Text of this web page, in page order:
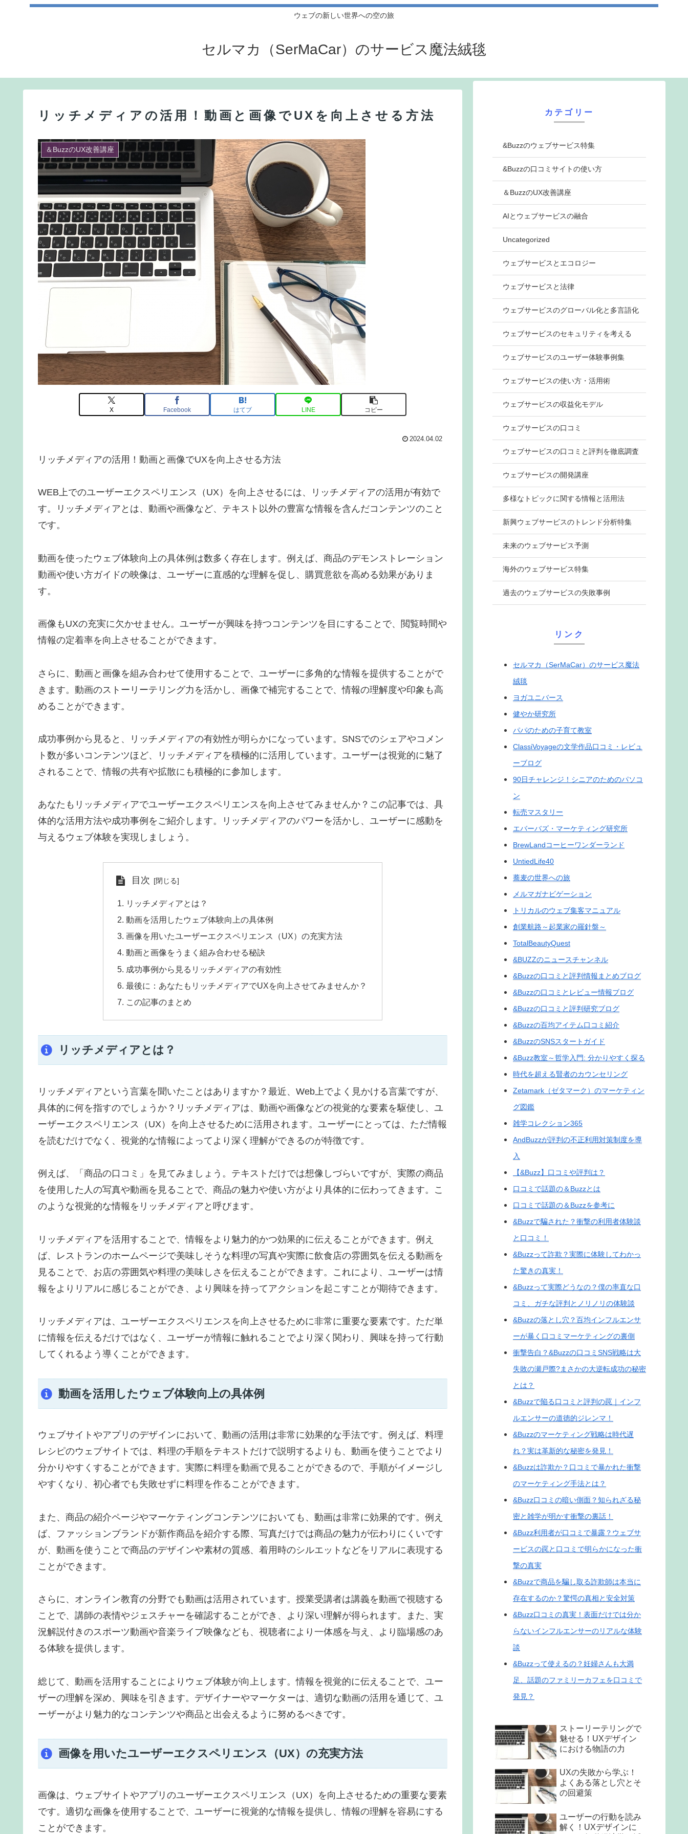
ウェブの新しい世界への空の旅
セルマカ（SerMaCar）のサービス魔法絨毯
リッチメディアの活用！動画と画像でUXを向上させる方法
＆BuzzのUX改善講座
X Facebook はてブ LINE コピー
2024.04.02
リッチメディアの活用！動画と画像でUXを向上させる方法
WEB上でのユーザーエクスペリエンス（UX）を向上させるには、リッチメディアの活用が有効で
す。リッチメディアとは、動画や画像など、テキスト以外の豊富な情報を含んだコンテンツのこと
です。
動画を使ったウェブ体験向上の具体例は数多く存在します。例えば、商品のデモンストレーション
動画や使い方ガイドの映像は、ユーザーに直感的な理解を促し、購買意欲を高める効果がありま
す。
画像もUXの充実に欠かせません。ユーザーが興味を持つコンテンツを目にすることで、閲覧時間や
情報の定着率を向上させることができます。
さらに、動画と画像を組み合わせて使用することで、ユーザーに多角的な情報を提供することがで
きます。動画のストーリーテリング力を活かし、画像で補完することで、情報の理解度や印象も高
めることができます。
成功事例から見ると、リッチメディアの有効性が明らかになっています。SNSでのシェアやコメン
ト数が多いコンテンツほど、リッチメディアを積極的に活用しています。ユーザーは視覚的に魅了
されることで、情報の共有や拡散にも積極的に参加します。
あなたもリッチメディアでユーザーエクスペリエンスを向上させてみませんか？この記事では、具
体的な活用方法や成功事例をご紹介します。リッチメディアのパワーを活かし、ユーザーに感動を
与えるウェブ体験を実現しましょう。
目次
リッチメディアとは？
動画を活用したウェブ体験向上の具体例
画像を用いたユーザーエクスペリエンス（UX）の充実方法
動画と画像をうまく組み合わせる秘訣
成功事例から見るリッチメディアの有効性
最後に：あなたもリッチメディアでUXを向上させてみませんか？
この記事のまとめ
リッチメディアとは？
リッチメディアという言葉を聞いたことはありますか？最近、Web上でよく見かける言葉ですが、
具体的に何を指すのでしょうか？リッチメディアは、動画や画像などの視覚的な要素を駆使し、ユ
ーザーエクスペリエンス（UX）を向上させるために活用されます。ユーザーにとっては、ただ情報
を読むだけでなく、視覚的な情報によってより深く理解ができるのが特徴です。
例えば、「商品の口コミ」を見てみましょう。テキストだけでは想像しづらいですが、実際の商品
を使用した人の写真や動画を見ることで、商品の魅力や使い方がより具体的に伝わってきます。こ
のような視覚的な情報をリッチメディアと呼びます。
リッチメディアを活用することで、情報をより魅力的かつ効果的に伝えることができます。例え
ば、レストランのホームページで美味しそうな料理の写真や実際に飲食店の雰囲気を伝える動画を
見ることで、お店の雰囲気や料理の美味しさを伝えることができます。これにより、ユーザーは情
報をよりリアルに感じることができ、より興味を持ってアクションを起こすことが期待できます。
リッチメディアは、ユーザーエクスペリエンスを向上させるために非常に重要な要素です。ただ単
に情報を伝えるだけではなく、ユーザーが情報に触れることでより深く関わり、興味を持って行動
してくれるよう導くことができます。
動画を活用したウェブ体験向上の具体例
ウェブサイトやアプリのデザインにおいて、動画の活用は非常に効果的な手法です。例えば、料理
レシピのウェブサイトでは、料理の手順をテキストだけで説明するよりも、動画を使うことでより
分かりやすくすることができます。実際に料理を動画で見ることができるので、手順がイメージし
やすくなり、初心者でも失敗せずに料理を作ることができます。
また、商品の紹介ページやマーケティングコンテンツにおいても、動画は非常に効果的です。例え
ば、ファッションブランドが新作商品を紹介する際、写真だけでは商品の魅力が伝わりにくいです
が、動画を使うことで商品のデザインや素材の質感、着用時のシルエットなどをリアルに表現する
ことができます。
さらに、オンライン教育の分野でも動画は活用されています。授業受講者は講義を動画で視聴する
ことで、講師の表情やジェスチャーを確認することができ、より深い理解が得られます。また、実
況解説付きのスポーツ動画や音楽ライブ映像なども、視聴者により一体感を与え、より臨場感のあ
る体験を提供します。
総じて、動画を活用することによりウェブ体験が向上します。情報を視覚的に伝えることで、ユー
ザーの理解を深め、興味を引きます。デザイナーやマーケターは、適切な動画の活用を通じて、ユ
ーザーがより魅力的なコンテンツや商品と出会えるように努めるべきです。
画像を用いたユーザーエクスペリエンス（UX）の充実方法
画像は、ウェブサイトやアプリのユーザーエクスペリエンス（UX）を向上させるための重要な要素
です。適切な画像を使用することで、ユーザーに視覚的な情報を提供し、情報の理解を容易にする
ことができます。
カテゴリー
&Buzzのウェブサービス特集
&Buzzの口コミサイトの使い方
＆BuzzのUX改善講座
AIとウェブサービスの融合
Uncategorized
ウェブサービスとエコロジー
ウェブサービスと法律
ウェブサービスのグローバル化と多言語化
ウェブサービスのセキュリティを考える
ウェブサービスのユーザー体験事例集
ウェブサービスの使い方・活用術
ウェブサービスの収益化モデル
ウェブサービスの口コミ
ウェブサービスの口コミと評判を徹底調査
ウェブサービスの開発講座
多様なトピックに関する情報と活用法
新興ウェブサービスのトレンド分析特集
未来のウェブサービス予測
海外のウェブサービス特集
過去のウェブサービスの失敗事例
リンク
セルマカ（SerMaCar）のサービス魔法
絨毯
ヨガユニバース
健やか研究所
パパのための子育て教室
ClassiVoyageの文学作品口コミ・レビュ
ーブログ
90日チャレンジ！シニアのためのパソコ
ン
転売マスタリー
エバーバズ・マーケティング研究所
BrewLandコーヒーワンダーランド
UntiedLife40
蕎麦の世界への旅
メルマガナビゲーション
トリカルのウェブ集客マニュアル
創業航路～起業家の羅針盤～
TotalBeautyQuest
&BUZZのニュースチャンネル
&Buzzの口コミと評判情報まとめブログ
&Buzzの口コミとレビュー情報ブログ
&Buzzの口コミと評判研究ブログ
&Buzzの百均アイテム口コミ紹介
&BuzzのSNSスタートガイド
&Buzz教室～哲学入門: 分かりやすく探る
時代を超える賢者のカウンセリング
Zetamark（ゼタマーク）のマーケティン
グ図鑑
雑学コレクション365
AndBuzzが評判の不正利用対策制度を導
入
【&Buzz】口コミや評判は？
口コミで話題の＆Buzzとは
口コミで話題の＆Buzzを参考に
&Buzzで騙された？衝撃の利用者体験談
と口コミ！
&Buzzって詐欺？実際に体験してわかっ
た驚きの真実！
&Buzzって実際どうなの？僕の率直な口
コミ、ガチな評判とノリノリの体験談
&Buzzの落とし穴？百均インフルエンサ
ーが暴く口コミマーケティングの裏側
衝撃告白？&Buzzの口コミSNS戦略は大
失敗の瀬戸際?まさかの大逆転成功の秘密
とは？
&Buzzで陥る口コミと評判の罠｜インフ
ルエンサーの道徳的ジレンマ！
&Buzzのマーケティング戦略は時代遅
れ？実は革新的な秘密を発見！
&Buzzは詐欺か？口コミで暴かれた衝撃
のマーケティング手法とは？
&Buzz口コミの暗い側面？知られざる秘
密と雑学が明かす衝撃の裏話！
&Buzz利用者が口コミで暴露？ウェブサ
ービスの罠と口コミで明らかになった衝
撃の真実
&Buzzで商品を騙し取る詐欺師は本当に
存在するのか？驚愕の真相と安全対策
&Buzz口コミの真実！表面だけでは分か
らないインフルエンサーのリアルな体験
談
&Buzzって使えるの？妊婦さんも大満
足、話題のファミリーカフェを口コミで
発見？
ストーリーテリングで
魅せる！UXデザイン
における物語の力
UXの失敗から学ぶ！
よくある落とし穴とそ
の回避策
ユーザーの行動を読み
解く！UXデザインに